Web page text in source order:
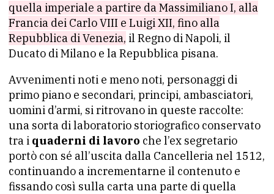
quella imperiale a partire da Massimiliano I, alla
Francia dei Carlo VIII e Luigi XII, fino alla
Repubblica di Venezia, il Regno di Napoli, il
Ducato di Milano e la Repubblica pisana.
Avvenimenti noti e meno noti, personaggi di
primo piano e secondari, principi, ambasciatori,
uomini d’armi, si ritrovano in queste raccolte:
una sorta di laboratorio storiografico conservato
tra i quaderni di lavoro che l’ex segretario
portò con sé all’uscita dalla Cancelleria nel 1512,
continuando a incrementarne il contenuto e
fissando così sulla carta una parte di quella